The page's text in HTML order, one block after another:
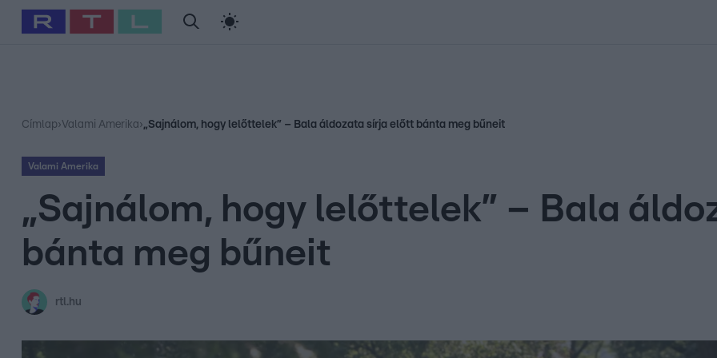
Babits Marcella Szellő István Most Wanted
Címlap›Valami Amerika›„Sajnálom, hogy lelőttelek” – Bala áldozata sírja előtt bánta meg bűneit
Valami Amerika
„Sajnálom, hogy lelőttelek” – Bala
bánta meg bűneit
rtl.hu